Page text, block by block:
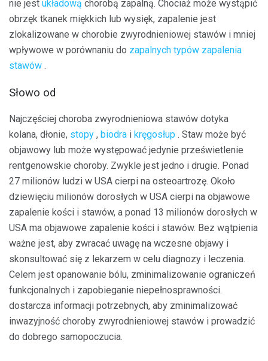
nie jest układową chorobą zapalną. Chociaż może wystąpić
obrzęk tkanek miękkich lub wysięk, zapalenie jest
zlokalizowane w chorobie zwyrodnieniowej stawów i mniej
wpływowe w porównaniu do zapalnych typów zapalenia
stawów .
Słowo od
Najczęściej choroba zwyrodnieniowa stawów dotyka
kolana, dłonie, stopy , biodra i kręgosłup . Staw może być
objawowy lub może występować jedynie prześwietlenie
rentgenowskie choroby. Zwykle jest jedno i drugie. Ponad
27 milionów ludzi w USA cierpi na osteoartrozę. Około
dziewięciu milionów dorosłych w USA cierpi na objawowe
zapalenie kości i stawów, a ponad 13 milionów dorosłych w
USA ma objawowe zapalenie kości i stawów. Bez wątpienia
ważne jest, aby zwracać uwagę na wczesne objawy i
skonsultować się z lekarzem w celu diagnozy i leczenia.
Celem jest opanowanie bólu, zminimalizowanie ograniczeń
funkcjonalnych i zapobieganie niepełnosprawności.
dostarcza informacji potrzebnych, aby zminimalizować
inwazyjność choroby zwyrodnieniowej stawów i prowadzić
do dobrego samopoczucia.